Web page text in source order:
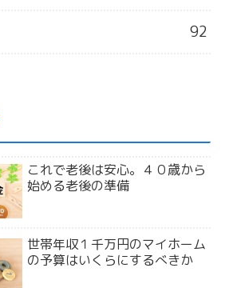
92
これで老後は安心。４０歳から
始める老後の準備
世帯年収１千万円のマイホーム
の予算はいくらにするべきか